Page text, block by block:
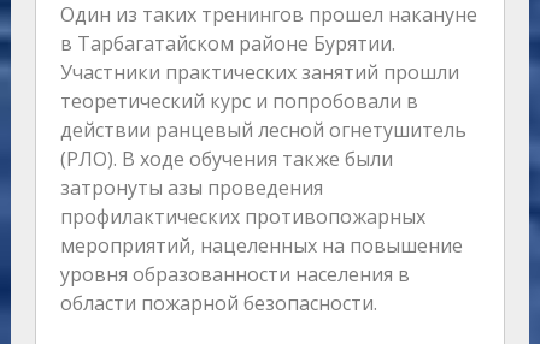
Один из таких тренингов прошел накануне
в Тарбагатайском районе Бурятии.
Участники практических занятий прошли
теоретический курс и попробовали в
действии ранцевый лесной огнетушитель
(РЛО). В ходе обучения также были
затронуты азы проведения
профилактических противопожарных
мероприятий, нацеленных на повышение
уровня образованности населения в
области пожарной безопасности.